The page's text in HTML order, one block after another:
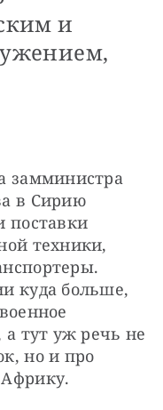
и
замминистра
в Сирию
поставки
техники,
куда больше,
а тут уж речь не
но и про